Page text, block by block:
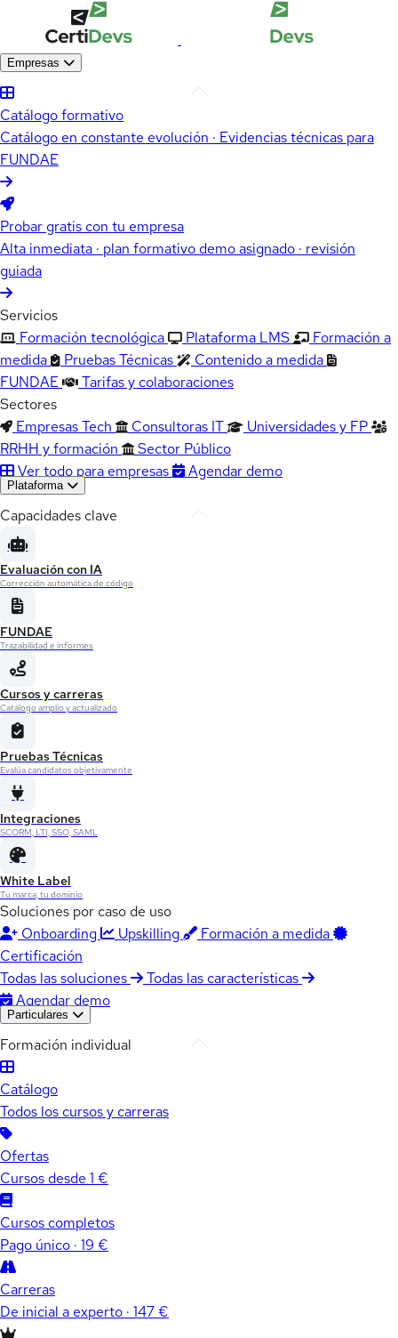
Empresas
Catálogo formativo
Catálogo en constante evolución · Evidencias técnicas para
FUNDAE
Probar gratis con tu empresa
Alta inmediata · plan formativo demo asignado · revisión
guiada
Servicios
Formación tecnológica
Plataforma LMS
Formación a
medida
Pruebas Técnicas
Contenido a medida
FUNDAE
Tarifas y colaboraciones
Sectores
Empresas Tech
Consultoras IT
Universidades y FP
RRHH y formación
Sector Público
Ver todo para empresas
Agendar demo
Plataforma
Capacidades clave
Evaluación con IA
Corrección automática de código
FUNDAE
Trazabilidad e informes
Cursos y carreras
Catálogo amplio y actualizado
Pruebas Técnicas
Evalúa candidatos objetivamente
Integraciones
SCORM, LTI, SSO, SAML
White Label
Tu marca, tu dominio
Soluciones por caso de uso
Onboarding
Upskilling
Formación a medida
Certificación
Todas las soluciones
Todas las características
Agendar demo
Particulares
Formación individual
Catálogo
Todos los cursos y carreras
Ofertas
Cursos desde 1 €
Cursos completos
Pago único · 19 €
Carreras
De inicial a experto · 147 €